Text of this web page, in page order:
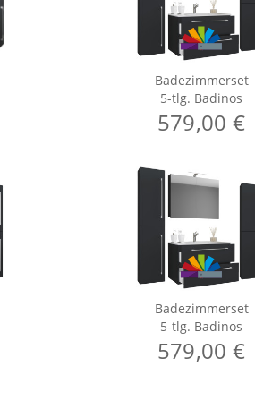
Badezimmerset
5-tlg. Badinos
579,00 €
Badezimmerset
5-tlg. Badinos
579,00 €